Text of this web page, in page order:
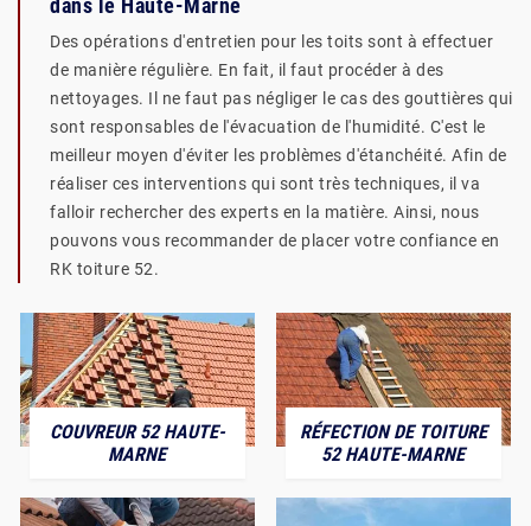
dans le Haute-Marne
Des opérations d'entretien pour les toits sont à effectuer
de manière régulière. En fait, il faut procéder à des
nettoyages. Il ne faut pas négliger le cas des gouttières qui
sont responsables de l'évacuation de l'humidité. C'est le
meilleur moyen d'éviter les problèmes d'étanchéité. Afin de
réaliser ces interventions qui sont très techniques, il va
falloir rechercher des experts en la matière. Ainsi, nous
pouvons vous recommander de placer votre confiance en
RK toiture 52.
COUVREUR 52 HAUTE-
MARNE
RÉFECTION DE TOITURE
52 HAUTE-MARNE